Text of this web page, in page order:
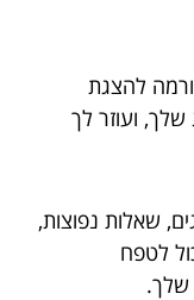
להצגת
ועוזר לך
שאלות נפוצות,
לטפח
שלך.